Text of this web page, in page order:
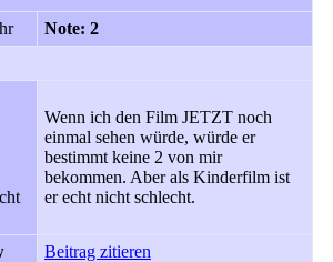
Note: 2
Wenn ich den Film JETZT noch
einmal sehen würde, würde er
bestimmt keine 2 von mir
bekommen. Aber als Kinderfilm ist
er echt nicht schlecht.
Beitrag zitieren